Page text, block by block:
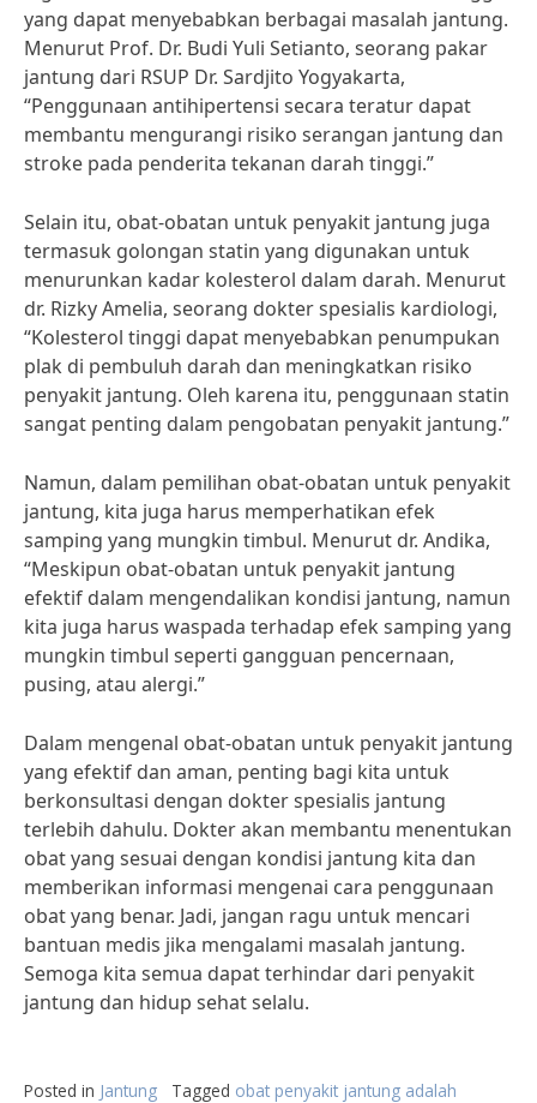
yang dapat menyebabkan berbagai masalah jantung.
Menurut Prof. Dr. Budi Yuli Setianto, seorang pakar
jantung dari RSUP Dr. Sardjito Yogyakarta,
“Penggunaan antihipertensi secara teratur dapat
membantu mengurangi risiko serangan jantung dan
stroke pada penderita tekanan darah tinggi.”
Selain itu, obat-obatan untuk penyakit jantung juga
termasuk golongan statin yang digunakan untuk
menurunkan kadar kolesterol dalam darah. Menurut
dr. Rizky Amelia, seorang dokter spesialis kardiologi,
“Kolesterol tinggi dapat menyebabkan penumpukan
plak di pembuluh darah dan meningkatkan risiko
penyakit jantung. Oleh karena itu, penggunaan statin
sangat penting dalam pengobatan penyakit jantung.”
Namun, dalam pemilihan obat-obatan untuk penyakit
jantung, kita juga harus memperhatikan efek
samping yang mungkin timbul. Menurut dr. Andika,
“Meskipun obat-obatan untuk penyakit jantung
efektif dalam mengendalikan kondisi jantung, namun
kita juga harus waspada terhadap efek samping yang
mungkin timbul seperti gangguan pencernaan,
pusing, atau alergi.”
Dalam mengenal obat-obatan untuk penyakit jantung
yang efektif dan aman, penting bagi kita untuk
berkonsultasi dengan dokter spesialis jantung
terlebih dahulu. Dokter akan membantu menentukan
obat yang sesuai dengan kondisi jantung kita dan
memberikan informasi mengenai cara penggunaan
obat yang benar. Jadi, jangan ragu untuk mencari
bantuan medis jika mengalami masalah jantung.
Semoga kita semua dapat terhindar dari penyakit
jantung dan hidup sehat selalu.
Posted in Jantung Tagged obat penyakit jantung adalah